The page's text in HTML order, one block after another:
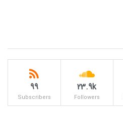
23.9k
Followers
99
Subscribers